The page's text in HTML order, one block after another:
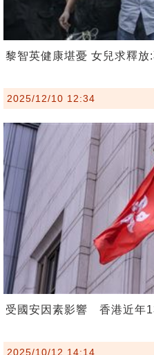
黎智英健康堪憂 女兒求釋放
2025/12/10 12:34
受國安因素影響 香港近年
2025/10/12 14:14